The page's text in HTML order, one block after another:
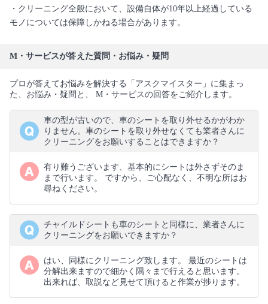
・クリーニング全般において、設備自体が10年以上経過している
モノについては保障しかねる場合があります。
M・サービスが答えた質問・お悩み・疑問
プロが答えてお悩みを解決する「アスクマイスター」に集まっ
た、お悩み・疑問と、 M・サービスの回答をご紹介します。
車の型が古いので、車のシートを取り外せるかがわか
りません。車のシートを取り外せなくても業者さんに
クリーニングをお願いすることはできますか？
有り難うございます、基本的にシートは外さずそのま
まで行います。 ですから、ご心配なく、不明な所はお
尋ねください。
チャイルドシートも車のシートと同様に、業者さんに
クリーニングをお願いできますか？
はい、同様にクリーニング致します。 最近のシートは
分解出来ますので細かく隅々まで行えると思います。
出来れば、取説など見せて頂けると作業が捗ります。